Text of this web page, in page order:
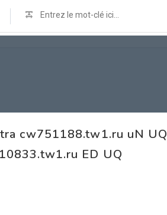
cw751188.tw1.ru uN UQ
ED UQ